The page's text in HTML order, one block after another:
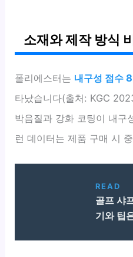
소재와 제작 방식
폴리에스터는 내구성 점수
타났습니다(출처: KGC
박음질과 강화 코팅이 내구
런 데이터는 제품 구매 시
READ
골프 샤
기와 팁